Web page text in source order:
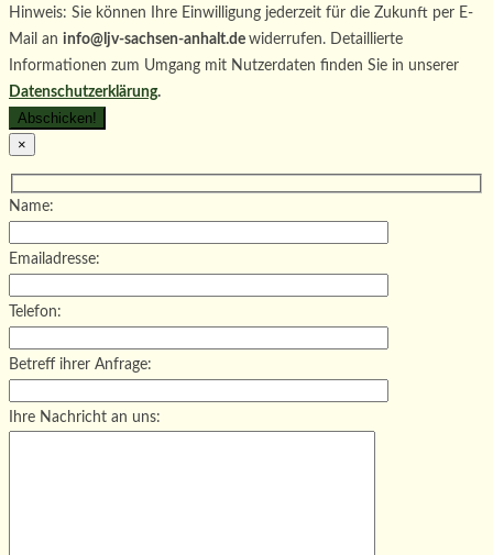
Hinweis: Sie können Ihre Einwilligung jederzeit für die Zukunft per E-
Mail an info@ljv-sachsen-anhalt.de widerrufen. Detaillierte
Informationen zum Umgang mit Nutzerdaten finden Sie in unserer
Datenschutzerklärung.
×
Name:
Emailadresse:
Telefon:
Betreff ihrer Anfrage:
Ihre Nachricht an uns: